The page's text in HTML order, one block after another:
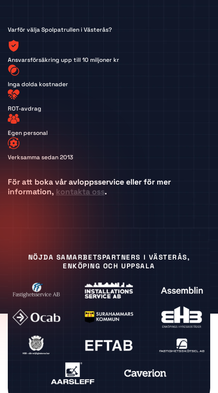
Varför välja Spolpatrullen i Västerås?
Ansvarsförsäkring upp till 10 miljoner kr
Inga dolda kostnader
ROT-avdrag
Egen personal
Verksamma sedan 2013
För att boka vår avloppsservice eller för mer
information, kontakta oss.
NÖJDA SAMARBETSPARTNERS I VÄSTERÅS,
ENKÖPING OCH UPPSALA